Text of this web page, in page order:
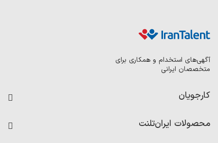
آگهی‌های استخدام و همکاری برای
متخصصان ایرانی
کارجویان
رزومه ساز
محصولات ایران‌تلنت